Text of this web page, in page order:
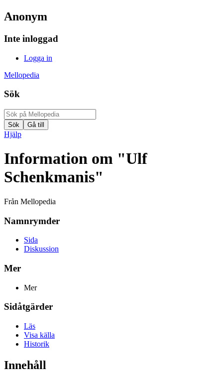
Anonym
Inte inloggad
Logga in
Mellopedia
Sök
Hjälp
Information om "Ulf
Schenkmanis"
Från Mellopedia
Namnrymder
Sida
Diskussion
Mer
Mer
Sidåtgärder
Läs
Visa källa
Historik
Innehåll